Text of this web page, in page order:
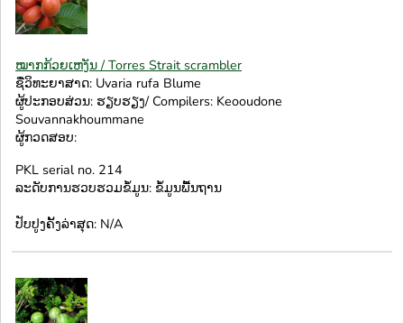
ໝາກກ້ວຍເຫງັນ / Torres Strait scrambler
ຊື່ວິທະຍາສາດ: Uvaria rufa Blume
ຜູ້ປະກອບສ່ວນ: ຮຽບຮຽງ/ Compilers: Keooudone
Souvannakhoummane
ຜູ້ກວດສອບ:
PKL serial no. 214
ລະດັບການຮວບຮວມຂໍ້ມູນ: ຂໍ້ມູນພື້ນຖານ
ປັບປູງຄັ້ງລ່າສຸດ: N/A